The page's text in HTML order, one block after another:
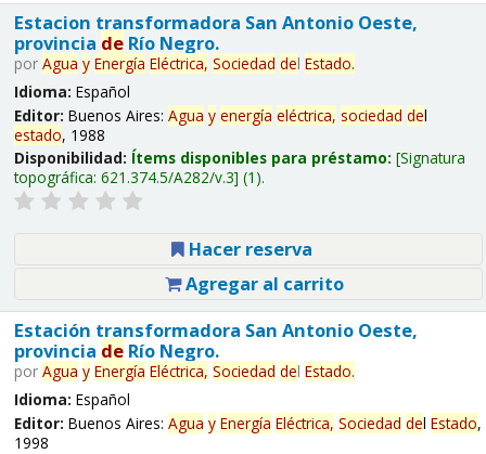
Estacion transformadora San Antonio Oeste,
provincia deRío Negro.
por Agua y Energía Eléctrica, Sociedad del Estado.
Idioma: Español
Editor: Buenos Aires: Agua y energía eléctrica, sociedad del
estado, 1988
Disponibilidad: Ítems disponibles para préstamo: Signatura
topográfica: 621.374.5/A282/v.3 (1).
Hacer reserva
Agregar al carrito
Estación transformadora San Antonio Oeste,
provincia deRío Negro.
por Agua y Energía Eléctrica, Sociedad del Estado.
Idioma: Español
Editor: Buenos Aires: Agua y Energía Eléctrica, Sociedad del Estado,
1998